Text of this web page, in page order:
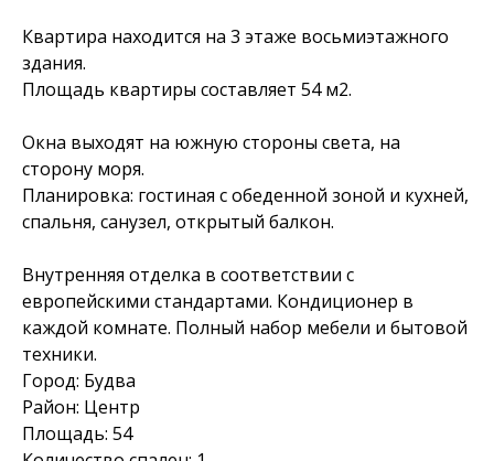
Квартира находится на 3 этаже восьмиэтажного
здания.
Площадь квартиры составляет 54 м2.
Окна выходят на южную стороны света, на
сторону моря.
Планировка: гостиная с обеденной зоной и кухней,
спальня, санузел, открытый балкон.
Внутренняя отделка в соответствии с
европейскими стандартами. Кондиционер в
каждой комнате. Полный набор мебели и бытовой
техники.
Город: Будва
Район: Центр
Площадь: 54